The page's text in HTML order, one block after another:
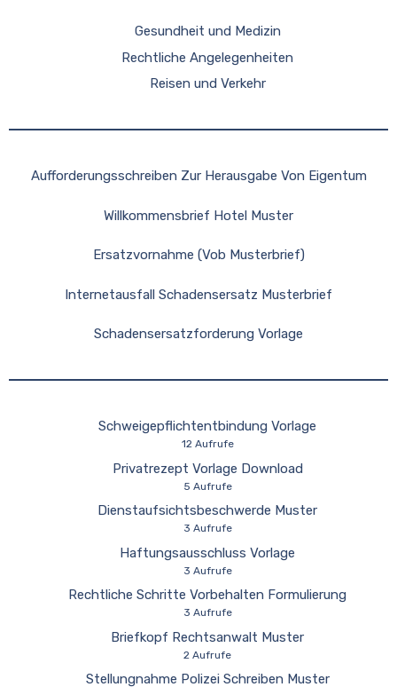
Gesundheit und Medizin
Rechtliche Angelegenheiten
Reisen und Verkehr
Aufforderungsschreiben Zur Herausgabe Von Eigentum
Willkommensbrief Hotel Muster
Ersatzvornahme (Vob Musterbrief)
Internetausfall Schadensersatz Musterbrief
Schadensersatzforderung Vorlage
Schweigepflichtentbindung Vorlage
12 Aufrufe
Privatrezept Vorlage Download
5 Aufrufe
Dienstaufsichtsbeschwerde Muster
3 Aufrufe
Haftungsausschluss Vorlage
3 Aufrufe
Rechtliche Schritte Vorbehalten Formulierung
3 Aufrufe
Briefkopf Rechtsanwalt Muster
2 Aufrufe
Stellungnahme Polizei Schreiben Muster